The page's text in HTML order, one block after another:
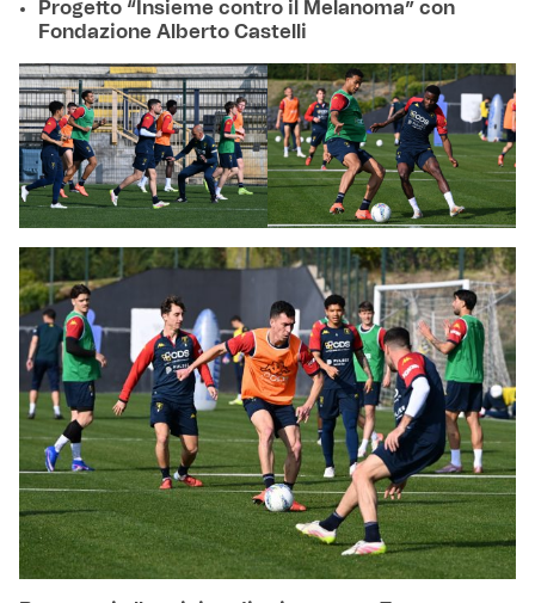
Progetto “Insieme contro il Melanoma” con
Fondazione Alberto Castelli